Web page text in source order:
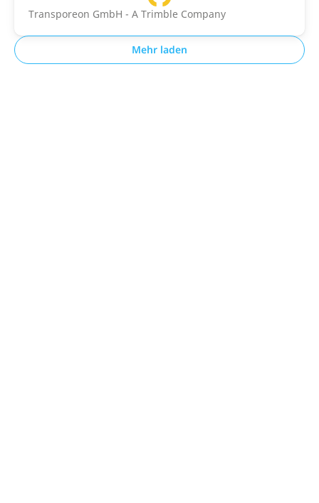
Transporeon GmbH - A Trimble Company
Mehr laden